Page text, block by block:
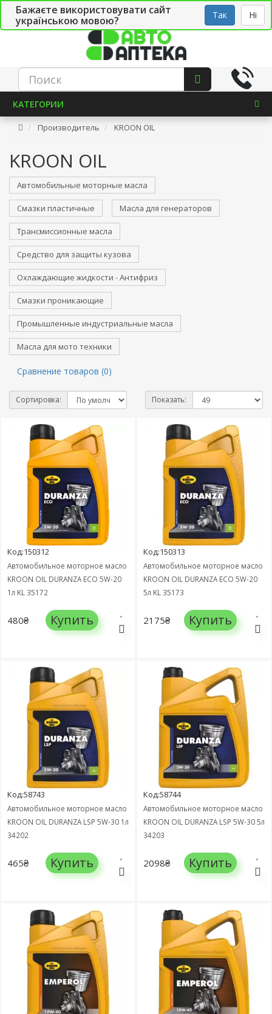
Бажаєте використовувати сайт
українською мовою?
Так Ні
СТО Укр
КАТЕГОРИИ
Производитель KROON OIL
KROON OIL
Автомобильные моторные масла
Смазки пластичные Масла для генераторов
Трансмиссионные масла
Средство для защиты кузова
Охлаждающие жидкости - Антифриз
Смазки проникающие
Промышленные индустриальные масла
Масла для мото техники
Сравнение товаров (0)
Сортировка: Показать:
Код:150312
Автомобильное моторное масло
KROON OIL DURANZA ECO 5W-20
1л KL 35172
480₴ Купить
Код:150313
Автомобильное моторное масло
KROON OIL DURANZA ECO 5W-20
5л KL 35173
2175₴ Купить
Код:58743
Автомобильное моторное масло
KROON OIL DURANZA LSP 5W-30 1л
34202
465₴ Купить
Код:58744
Автомобильное моторное масло
KROON OIL DURANZA LSP 5W-30 5л
34203
2098₴ Купить